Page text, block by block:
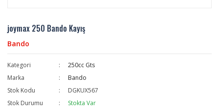
joymax 250 Bando Kayış
Bando
Kategori
250cc Gts
Marka
Bando
Stok Kodu
DGKUX567
Stok Durumu
Stokta Var